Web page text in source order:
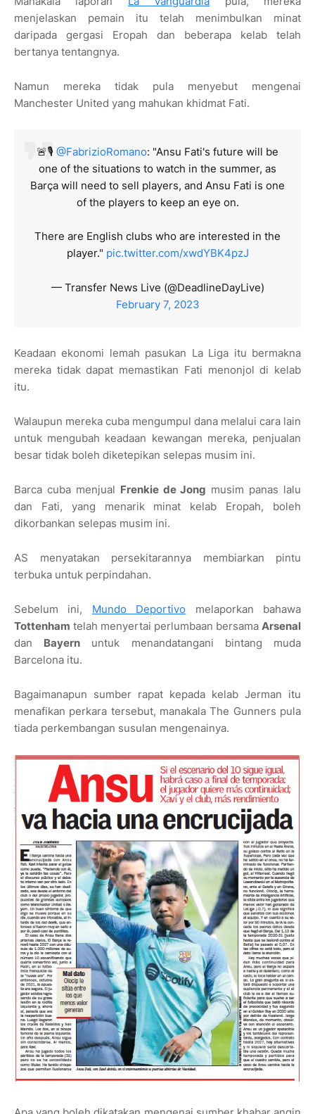
menjelaskan pemain itu telah menimbulkan minat
daripada gergasi Eropah dan beberapa kelab telah
bertanya tentangnya.
Namun mereka tidak pula menyebut mengenai
Manchester United yang mahukan khidmat Fati.
🚨🎙️ @FabrizioRomano: "Ansu Fati's future will be
one of the situations to watch in the summer, as
Barça will need to sell players, and Ansu Fati is one
of the players to keep an eye on.
There are English clubs who are interested in the
player." pic.twitter.com/xwdYBK4pzJ
— Transfer News Live (@DeadlineDayLive)
February 7, 2023
Keadaan ekonomi lemah pasukan La Liga itu bermakna
mereka tidak dapat memastikan Fati menonjol di kelab
itu.
Walaupun mereka cuba mengumpul dana melalui cara lain
untuk mengubah keadaan kewangan mereka, penjualan
besar tidak boleh diketepikan selepas musim ini.
Barca cuba menjual Frenkie de Jong musim panas lalu
dan Fati, yang menarik minat kelab Eropah, boleh
dikorbankan selepas musim ini.
AS menyatakan persekitarannya membiarkan pintu
terbuka untuk perpindahan.
Sebelum ini, Mundo Deportivo melaporkan bahawa
Tottenham telah menyertai perlumbaan bersama Arsenal
dan Bayern untuk menandatangani bintang muda
Barcelona itu.
Bagaimanapun sumber rapat kepada kelab Jerman itu
menafikan perkara tersebut, manakala The Gunners pula
tiada perkembangan susulan mengenainya.